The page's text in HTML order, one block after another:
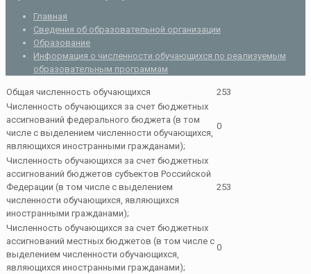
Главная
Сведения об образовательной организации
Образование
Информация о численности обучающихся по реализуемым
образовательным программам
Общая численность обучающихся
253
Численность обучающихся за счет бюджетных
ассигнований федерального бюджета (в том
числе с выделением численности обучающихся,
являющихся иностранными гражданами);
0
Численность обучающихся за счет бюджетных
ассигнований бюджетов субъектов Российской
Федерации (в том числе с выделением
численности обучающихся, являющихся
иностранными гражданами);
253
Численность обучающихся за счет бюджетных
ассигнований местных бюджетов (в том числе с
выделением численности обучающихся,
являющихся иностранными гражданами);
0